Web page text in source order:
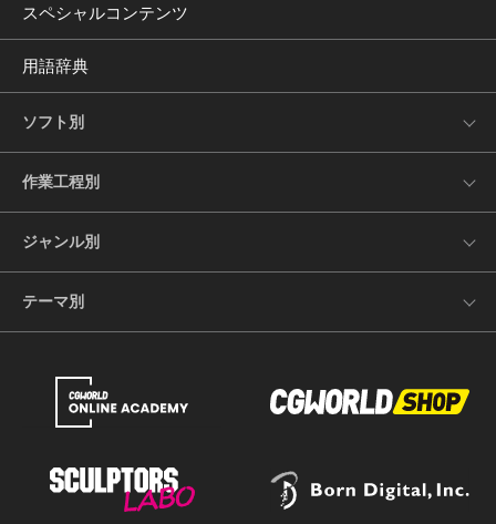
スペシャルコンテンツ
用語辞典
ソフト別
作業工程別
ジャンル別
テーマ別